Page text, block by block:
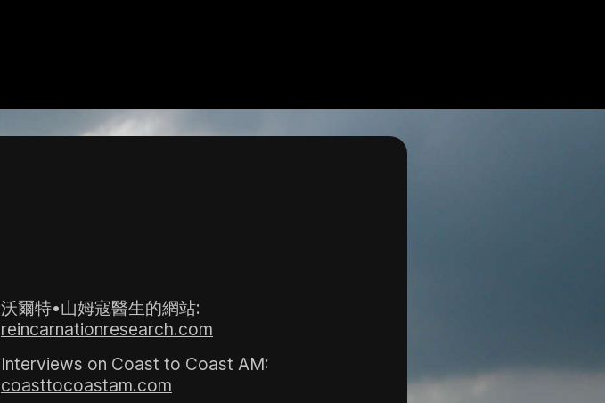
沃爾特•山姆寇醫生的網站:
reincarnationresearch.com
Interviews on Coast to Coast AM:
coasttocoastam.com